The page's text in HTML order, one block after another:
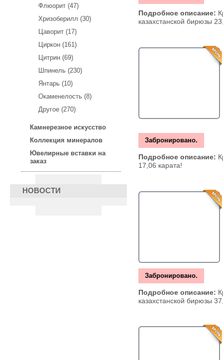
Флюорит (47)
Хризоберилл (30)
Цаворит (17)
Циркон (161)
Цитрин (69)
Шпинель (230)
Янтарь (10)
Окаменелость (8)
Другое (270)
Камнерезное искусство
Коллекция минералов
Ювелирные вставки на
заказ
НОВОСТИ
Подробное описание:
казахстанской бирюзы
Забронировано.
Подробное описание:
17,06 карата!
Забронировано.
Подробное описание:
казахстанской бирюзы